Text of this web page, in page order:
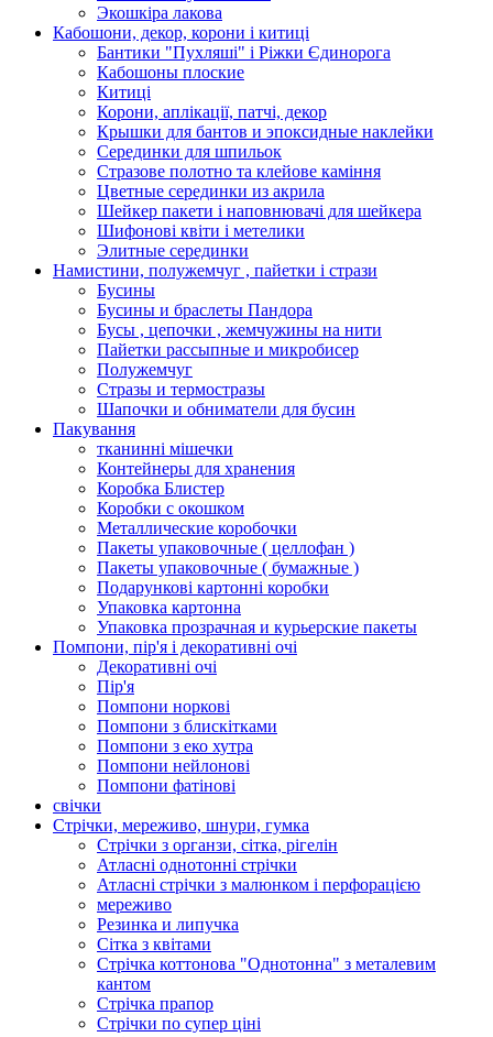
Экошкiра лакова
Кабошони, декор, корони і китиці
Бантики "Пухляші" і Ріжки Єдинорога
Кабошоны плоские
Китиці
Корони, аплікації, патчі, декор
Крышки для бантов и эпоксидные наклейки
Серединки для шпильок
Стразове полотно та клейове каміння
Цветные серединки из акрила
Шейкер пакети і наповнювачі для шейкера
Шифонові квіти і метелики
Элитные серединки
Намистини, полужемчуг , пайетки і стрази
Бусины
Бусины и браслеты Пандора
Бусы , цепочки , жемчужины на нити
Пайетки рассыпные и микробисер
Полужемчуг
Стразы и термостразы
Шапочки и обниматели для бусин
Пакування
тканинні мішечки
Контейнеры для хранения
Коробка Блистер
Коробки с окошком
Металлические коробочки
Пакеты упаковочные ( целлофан )
Пакеты упаковочные ( бумажные )
Подарункові картонні коробки
Упаковка картонна
Упаковка прозрачная и курьерские пакеты
Помпони, пір'я і декоративні очі
Декоративні очі
Пір'я
Помпони норкові
Помпони з блискітками
Помпони з еко хутра
Помпони нейлонові
Помпони фатінові
свічки
Стрічки, мереживо, шнури, гумка
Стрічки з органзи, сітка, рігелін
Атласні однотонні стрічки
Атласні стрічки з малюнком і перфорацією
мереживо
Резинка и липучка
Сітка з квітами
Стрічка коттонова "Однотонна" з металевим
кантом
Стрічка прапор
Стрічки по супер ціні